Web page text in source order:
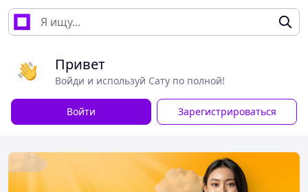
Привет
Войди и используй Сату по полной!
Войти Зарегистрироваться